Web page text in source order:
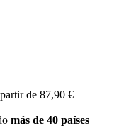
de 87,90 €
más de 40 países